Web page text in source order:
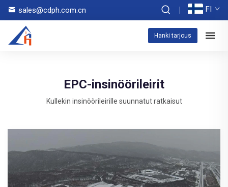
sales@cdph.com.cn FI
Hanki tarjous
EPC-insinöörileirit
Kullekin insinöörileirille suunnatut ratkaisut